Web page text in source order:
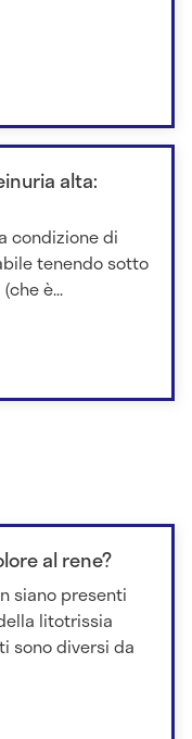
alta:
condizione di
tenendo sotto
è...
al rene?
siano presenti
litotrissia
sono diversi da